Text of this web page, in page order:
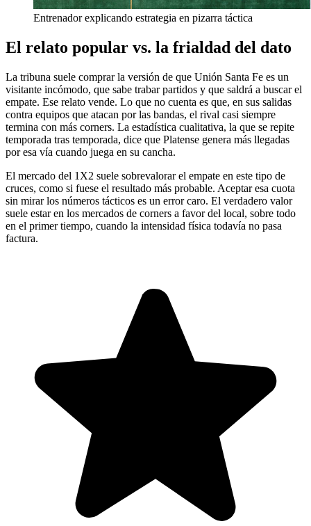
Entrenador explicando estrategia en pizarra táctica
El relato popular vs. la frialdad del dato
La tribuna suele comprar la versión de que Unión Santa Fe es un
visitante incómodo, que sabe trabar partidos y que saldrá a buscar el
empate. Ese relato vende. Lo que no cuenta es que, en sus salidas
contra equipos que atacan por las bandas, el rival casi siempre
termina con más corners. La estadística cualitativa, la que se repite
temporada tras temporada, dice que Platense genera más llegadas
por esa vía cuando juega en su cancha.
El mercado del 1X2 suele sobrevalorar el empate en este tipo de
cruces, como si fuese el resultado más probable. Aceptar esa cuota
sin mirar los números tácticos es un error caro. El verdadero valor
suele estar en los mercados de corners a favor del local, sobre todo
en el primer tiempo, cuando la intensidad física todavía no pasa
factura.